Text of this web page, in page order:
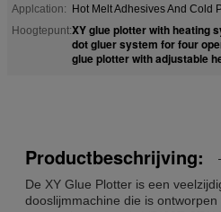
Applcation: Hot Melt Adhesives And Cold
Hoogtepunt:XY glue plotter with heating
dot gluer system for four
glue plotter with adjustable
Productbeschrijving:
De XY Glue Plotter is een
dooslijmmachine die is